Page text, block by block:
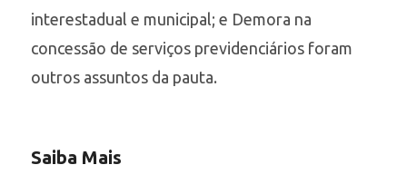
interestadual e municipal; e Demora na
concessão de serviços previdenciários foram
outros assuntos da pauta.
Saiba Mais